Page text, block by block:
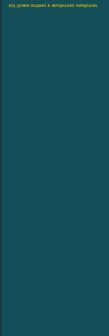
від думки поданої в авторських матеріалах.